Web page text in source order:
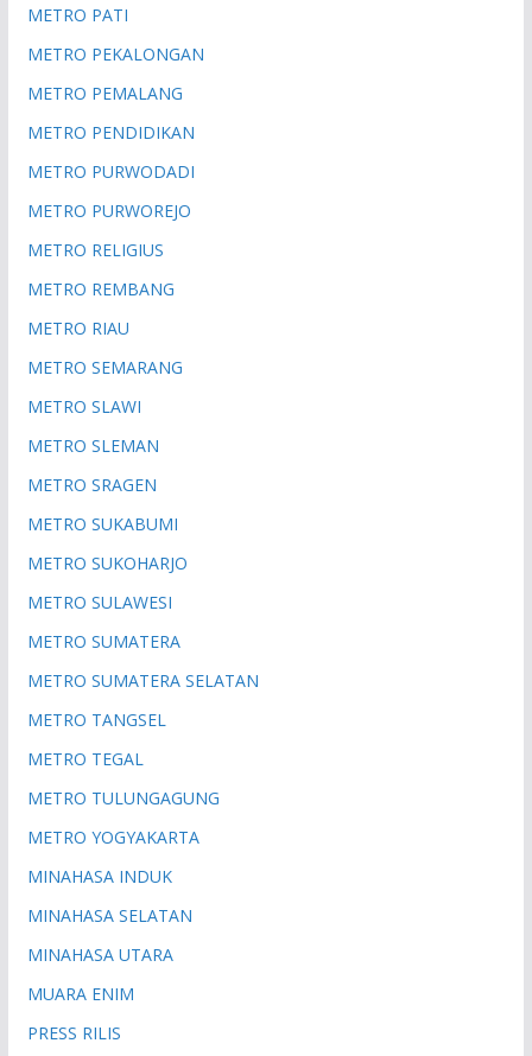
METRO PATI
METRO PEKALONGAN
METRO PEMALANG
METRO PENDIDIKAN
METRO PURWODADI
METRO PURWOREJO
METRO RELIGIUS
METRO REMBANG
METRO RIAU
METRO SEMARANG
METRO SLAWI
METRO SLEMAN
METRO SRAGEN
METRO SUKABUMI
METRO SUKOHARJO
METRO SULAWESI
METRO SUMATERA
METRO SUMATERA SELATAN
METRO TANGSEL
METRO TEGAL
METRO TULUNGAGUNG
METRO YOGYAKARTA
MINAHASA INDUK
MINAHASA SELATAN
MINAHASA UTARA
MUARA ENIM
PRESS RILIS